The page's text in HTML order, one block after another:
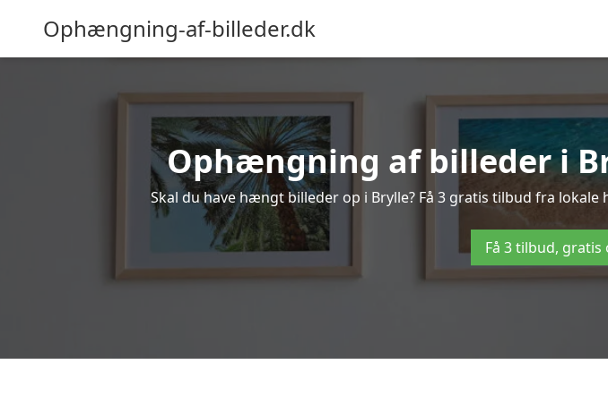
Ophængning-af-billeder.dk
Ophængning af billeder i
Skal du have hængt billeder op i Brylle? Få 3 gratis tilbud fra
Få 3 tilbud,